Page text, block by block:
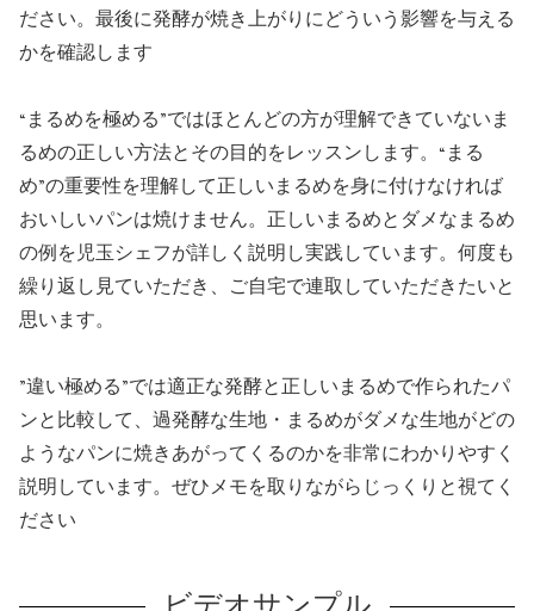
ださい。最後に発酵が焼き上がりにどういう影響を与える
かを確認します
“まるめを極める”ではほとんどの方が理解できていないま
るめの正しい方法とその目的をレッスンします。“まる
め”の重要性を理解して正しいまるめを身に付けなければ
おいしいパンは焼けません。正しいまるめとダメなまるめ
の例を児玉シェフが詳しく説明し実践しています。何度も
繰り返し見ていただき、ご自宅で連取していただきたいと
思います。
”違い極める”では適正な発酵と正しいまるめで作られたパ
ンと比較して、過発酵な生地・まるめがダメな生地がどの
ようなパンに焼きあがってくるのかを非常にわかりやすく
説明しています。ぜひメモを取りながらじっくりと視てく
ださい